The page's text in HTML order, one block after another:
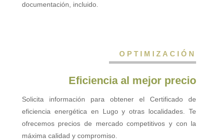
documentación, incluido.
OPTIMIZACIÓN
Eficiencia al mejor precio
Solicita información para obtener el Certificado de
eficiencia energética en Lugo y otras localidades. Te
ofrecemos precios de mercado competitivos y con la
máxima calidad y compromiso.